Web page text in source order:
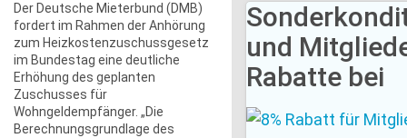
Der Deutsche Mieterbund (DMB)
fordert im Rahmen der Anhörung
zum Heizkostenzuschussgesetz
im Bundestag eine deutliche
Erhöhung des geplanten
Zuschusses für
Wohngeldempfänger. „Die
Berechnungsgrundlage des
und
Rabatte bei